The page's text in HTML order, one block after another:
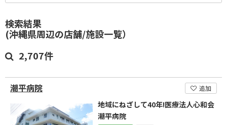
検索結果
(沖縄県周辺の店舗/施設一覧）
2,707件
潮平病院 追加
地域にねざして40年!医療法人心和会
潮平病院